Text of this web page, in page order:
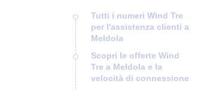
Tutti i numeri Wind Tre
per l'assistenza clienti a
Meldola
Scopri le offerte Wind
Tre a Meldola e la
velocità di connessione